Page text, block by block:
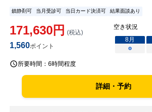
鎮静剤可 当月受診可 当日カード決済可 結果面談あり
171,630円 (税込)
1,560ポイント
空き状況
8月
○
所要時間： 6時間程度
詳細・予約